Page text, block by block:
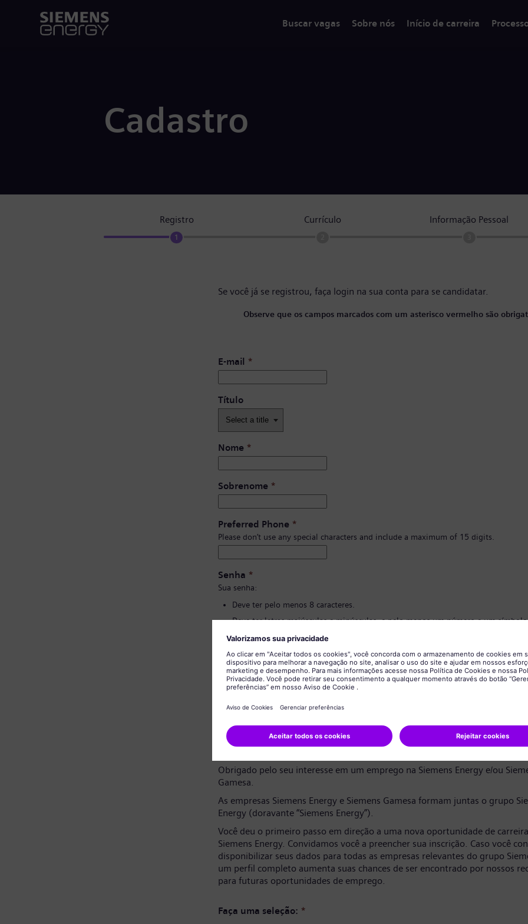
Buscar vagas Sobre nós Início de carreira
Cadastro
Registro
1
Currículo Informação Pessoal
Se você já se registrou, faça login na sua conta para se candidatar.
Observe que os campos marcados com um asterisco vermelho são
E-mail *
Título
Nome *
Sobrenome *
Preferred Phone *
Please don’t use any special characters and include a maximum of 15 digits.
Senha *
Sua senha:
Deve ter pelo menos 8 caracteres.
Deve ter letras maiúsculas e minúsculas, e pelo menos um número e um
Não deve ter nenhuma informação pessoal.
Não deve conter palavras comumente usadas.
Confirmação de senha
Aviso de privacidade de dados
Obrigado pelo seu interesse em um emprego na Siemens Energy e/ou
Gamesa.
As empresas Siemens Energy e Siemens Gamesa formam juntas o grupo
Energy (doravante “Siemens Energy”).
Você deu o primeiro passo em direção a uma nova oportunidade de
Siemens Energy. Convidamos você a preencher sua inscrição. Caso você
disponibilizar seus dados para todas as empresas relevantes do grupo
um perfil completo aumenta suas chances de ser encontrado por nossos
para futuras oportunidades de emprego.
Faça uma seleção: *